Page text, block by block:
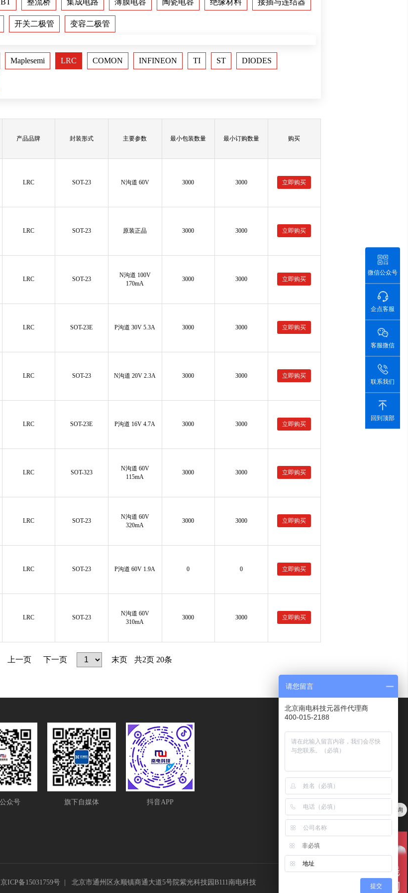
整流桥 集成电路 薄膜电容 陶瓷电容 绝缘材料 接插与连结器
开关二极管 变容二极管
Maplesemi LRC COMON INFINEON TI ST DIODES
产品品牌 封装形式 主要参数 最小包装数量 最小订购数量 购买
LRC SOT-23 N沟道 60V 3000 3000 立即购买
LRC SOT-23 原装正品 3000 3000 立即购买
LRC SOT-23
N沟道 100V
170mA
3000 3000 立即购买
LRC SOT-23E P沟道 30V 5.3A 3000 3000 立即购买
LRC SOT-23 N沟道 20V 2.3A 3000 3000 立即购买
LRC SOT-23E P沟道 16V 4.7A 3000 3000 立即购买
LRC SOT-323
N沟道 60V
115mA
3000 3000 立即购买
LRC SOT-23
N沟道 60V
320mA
3000 3000 立即购买
LRC SOT-23 P沟道 60V 1.9A 0 0 立即购买
LRC SOT-23
N沟道 60V
310mA
3000 3000 立即购买
上一页 下一页 末页 共2页 20条
众号 旗下自媒体 抖音APP
服务热线
400-015-2188
传真
010－62102078
Kefu@ndone.cn
京ICP备15031759号 北京市通州区永顺镇商通大道5号院紫光科技园B111南电科技 Tel：400-015-2188
微信公众号
企点客服
客服微信
联系我们
回到顶部
我们代理LRC、HTC、COMON，分销安森美等品牌
量大价优，欢迎点击在线咨询
请您留言
北京南电科技元器件代理商
400-015-2188
非必填
地址
提交